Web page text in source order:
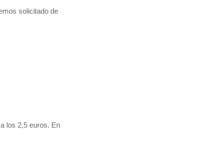
solicitado de
los 2,5 euros. En